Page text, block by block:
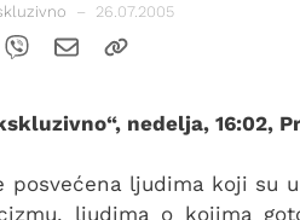
– 26.07.2005
nedelja, 16:02,
posvećena ljudima koji su
ljudima o kojima